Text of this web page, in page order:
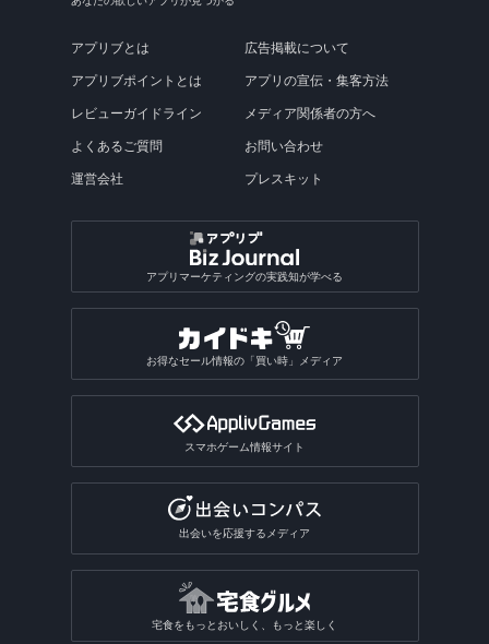
アプリブとは
アプリブポイントとは
レビューガイドライン
よくあるご質問
運営会社
広告掲載について
アプリの宣伝・集客方法
メディア関係者の方へ
お問い合わせ
プレスキット
アプリマーケティングの実践知が学べる
お得なセール情報の「買い時」メディア
スマホゲーム情報サイト
出会いを応援するメディア
宅食をもっとおいしく、もっと楽しく